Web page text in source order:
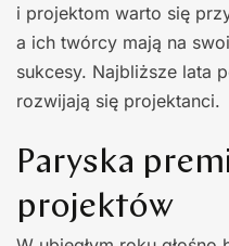
i projektom warto się
a ich twórcy mają na
sukcesy. Najbliższe lata
rozwijają się projektanci.
Paryska
projektów